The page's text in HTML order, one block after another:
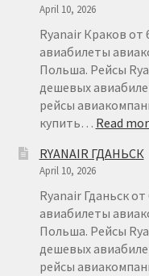
April 10, 2026
Ryanair Краков от
авиабилеты
Польша. Рейсы
дешевых
рейсы
купить… Read
RYANAIR ГДАНЬСК
April 10, 2026
Ryanair Гданьск
авиабилеты
Польша. Рейсы
дешевых
рейсы